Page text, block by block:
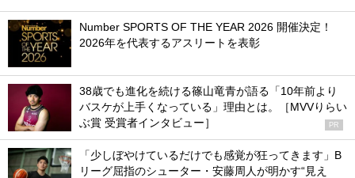
Number SPORTS OF THE YEAR 2026 開催決定！
2026年を代表するアスリートを表彰
38歳でも進化を続ける篠山竜青が語る「10年前より
バスケが上手くなっている」理由とは。［MVVりらい
ぶ賞 受賞者インタビュー］
PR
「少しぼやけているだけでも感覚が狂ってきます」B
リーグ屈指のシューター・安藤周人が明かす“見え